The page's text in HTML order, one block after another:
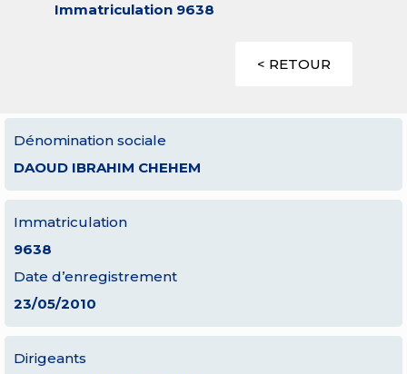
Immatriculation 9638
< RETOUR
Dénomination sociale
DAOUD IBRAHIM CHEHEM
Immatriculation
9638
Date d’enregistrement
23/05/2010
Dirigeants